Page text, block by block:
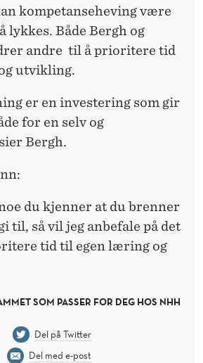
kompetanseheving være
lykkes. Både Bergh og
andre til å prioritere tid
utvikling.
er en investering som gir
for en selv og
Bergh.
du kjenner at du brenner
til, så vil jeg anbefale på det
tid til egen læring og
SOM PASSER FOR DEG HOS NHH
Del på Twitter
Del med e-post